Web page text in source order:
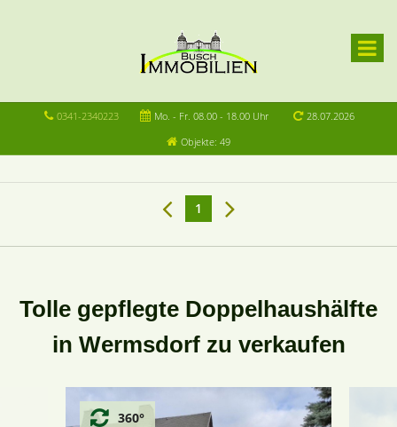
0341-2340223 Mo. - Fr. 08.00 - 18.00 Uhr
28.07.2026
Objekte: 49
1
Tolle gepflegte Doppelhaushälfte
in Wermsdorf zu verkaufen
360°